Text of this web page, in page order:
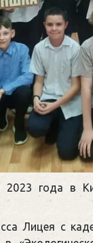
года в
Лицея с